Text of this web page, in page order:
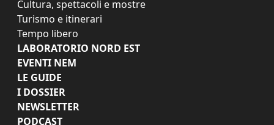
Cultura, spettacoli e mostre
Turismo e itinerari
Tempo libero
LABORATORIO NORD EST
EVENTI NEM
LE GUIDE
I DOSSIER
NEWSLETTER
PODCAST